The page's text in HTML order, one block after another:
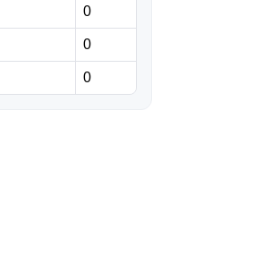
Χρειάζεται
παραδοχή, όχι
ωραιοποίηση
0
0
0